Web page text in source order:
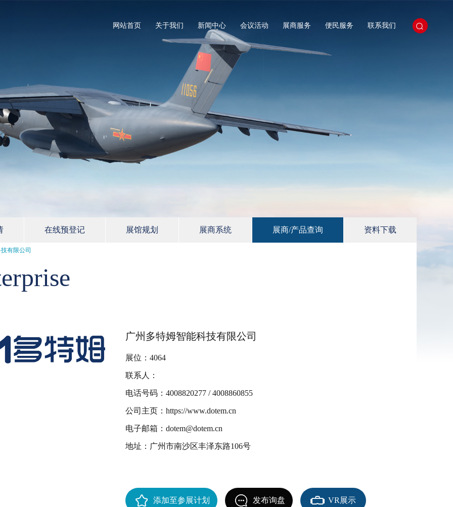
网站首页 关于我们 新闻中心 会议活动 展商服务 便民服务 联系我们
在线预登记 展馆规划 展商系统 展商/产品查询 资料下载
有限公司
广州多特姆智能科技有限公司
展位：4064
联系人：
电话号码：4008820277 / 4008860855
公司主页：https://www.dotem.cn
电子邮箱：dotem@dotem.cn
地址：广州市南沙区丰泽东路106号
添加至参展计划 发布询盘 VR展示